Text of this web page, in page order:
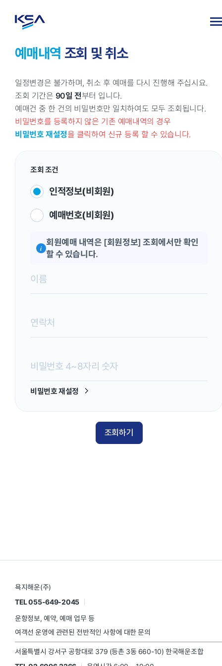
예매내역 조회 및 취소
일정변경은 불가하며, 취소 후 예매를 다시 진행해 주십시요.
조회 기간은 90일 전부터 입니다.
예매건 중 한 건의 비밀번호만 일치하여도 모두 조회됩니다.
비밀번호를 등록하지 않은 기존 예매내역의 경우
비밀번호 재설정을 클릭하여 신규 등록 할 수 있습니다.
조회 조건
인적정보(비회원)
예매번호(비회원)
i
회원예매 내역은 [회원정보] 조회에서만 확인
할 수 있습니다.
비밀번호 재설정
조회하기
욕지해운(주)
TEL 055-649-2045
운항정보, 예약, 예매 업무 등
여객선 운영에 관련된 전반적인 사항에 대한 문의
서울특별시 강서구 공항대로 379 (등촌 3동 660-10) 한국해운조합